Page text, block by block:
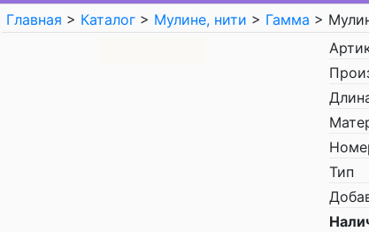
Главная > Каталог > Мулине, нити > Гамма >
Тип